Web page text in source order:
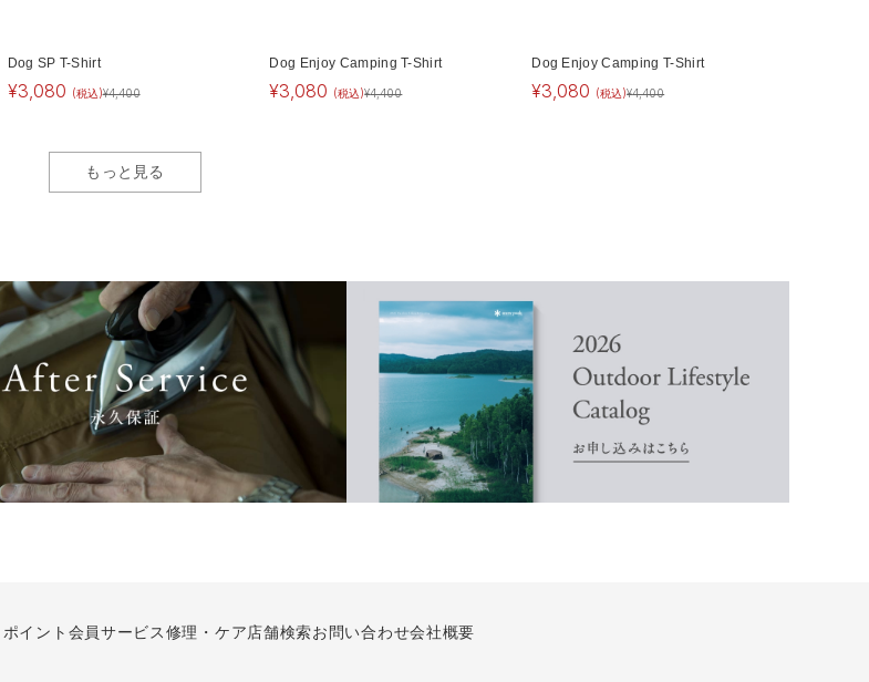
Dog SP T-Shirt
¥3,080 (税込)¥4,400
Dog Enjoy Camping T-Shirt
¥3,080 (税込)¥4,400
Dog Enjoy Camping T-Shirt
¥3,080 (税込)¥4,400
もっと見る
ポイント会員サービス修理・ケア店舗検索お問い合わせ会社概要